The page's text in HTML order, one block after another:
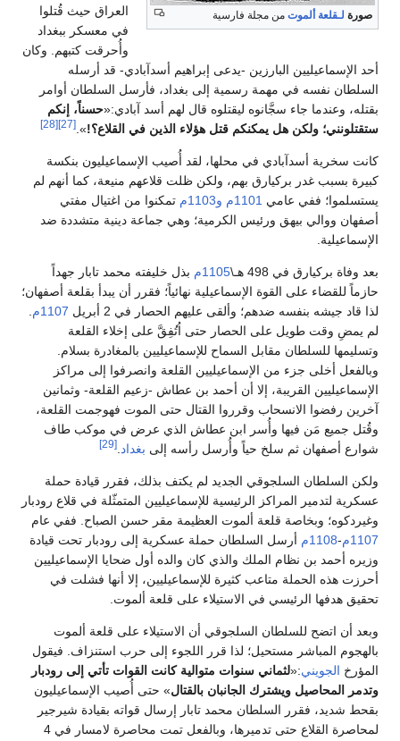
صورةلـقلعة ألموت من مجلة فارسية
العراق حيث قُتلوا
في معسكر ببغداد
وأُحرقت كتبهم. وكان
الإسماعيليين البارزين -يدعى إبراهيم أسدآبادي- قد أرسله
نفسه في مهمة رسمية إلى بغداد، فأرسل السلطان أوامر
وعندما جاء سجَّانوه ليقتلوه قال لهم أسد آبادي:«حسناً، إنكم
ولكن هل يمكنكم قتل هؤلاء الذين في القلاع؟!».
[27]
سخرية أسدآبادي في محلها، لقد أُصيب الإسماعيليون بنكسة
بسبب غدر بركيارق بهم، ولكن ظلت قلاعهم منيعة، كما أنهم لم
ففي عامي1101م و1103م
تمكنوا من اغتيال مفتي
ووالي بيهق ورئيس الكرمية؛ وهي جماعة دينية متشددة ضد
وفاة بركيارق في 498 هـ\ 1105م بذل خليفته محمد تابار جهداً
للقضاء على القوة الإسماعيلية نهائياً؛ فقرر أن يبدأ بقلعة أصفهان؛
قاد جيشه بنفسه ضدهم؛ وألقى عليهم الحصار في 2 أبريل
1107م .
يمضِ وقت طويل على الحصار حتى اُتُفِقَّ على إخلاء القلعة
للسلطان مقابل السماح للإسماعيليين بالمغادرة بسلام.
أخلى جزء من الإسماعيليين القلعة وانصرفوا إلى مراكز
القريبة، إلا أن أحمد بن عطاش -زعيم القلعة- وثمانين
رفضوا الانسحاب وقرروا القتال حتى الموت فهوجمت القلعة،
جميع مَن فيها وأُسر ابن عطاش الذي عرض في موكب طاف
أصفهان ثم سلخ حياً وأُرسل رأسه إلى بغداد .
السلطان السلجوقي الجديد لم يكتف بذلك، فقرر قيادة حملة
لتدمير المراكز الرئيسية للإسماعيليين المتمثّلة في قلاع رودبار
وبخاصة قلعة ألموت العظيمة مقر حسن الصباح. ففي عام
-1108م أرسل السلطان حملة عسكرية إلى رودبار تحت قيادة
أحمد بن نظام الملك والذي كان والده أول ضحايا الإسماعيليين
هذه الحملة متاعب كثيرة للإسماعيليين، إلا أنها فشلت في
هدفها الرئيسي في الاستيلاء على قلعة ألموت.
أن اتضح للسلطان السلجوقي أن الاستيلاء على قلعة ألموت
المباشر مستحيل؛ لذا قرر اللجوء إلى حرب استنزاف. فيقول
الجويني:«لثماني سنوات متوالية كانت القوات تأتي إلى رودبار
المحاصيل ويشترك الجانبان بالقتال» حتى أُصيب الإسماعيليون
شديد، فقرر السلطان محمد تابار إرسال قواته بقيادة شيرجير
لمحاصرة القلاع حتى تدميرها، وبالفعل تمت محاصرة لامسار في 4